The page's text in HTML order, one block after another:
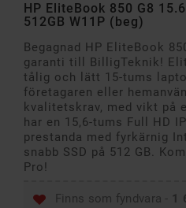
HP EliteBook 850 G8
512GB W11P (beg)
Begagnad HP EliteBook
garanti till BilligTeknik!
tålig och lätt 15-tums
företagaren eller
kvalitetskrav, med vikt på
har en 15,6-tums Full HD
prestanda med fyrkärnig
snabb SSD på 512 GB.
Pro!
Finns som fyndvara - 1